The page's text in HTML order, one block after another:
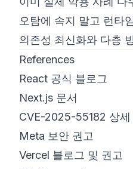
오탐에 속지 말고 런타
의존성 최신화와 다층
References
React 공식 블로그
Next.js 문서
CVE-2025-55182 상세
Meta 보안 권고
Vercel 블로그 및 권고